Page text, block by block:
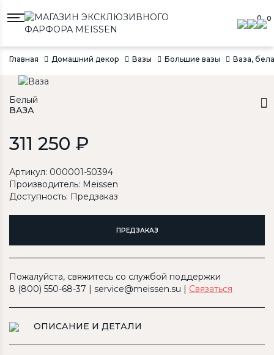
0 0
Главная Домашний декор Вазы Большие вазы Ваза,
Белый
ВАЗА
311 250 ₽
Артикул: 000001-50394
Производитель: Meissen
Доступность: Предзаказ
ПРЕДЗАКАЗ
Пожалуйста, свяжитесь со службой поддержки
8 (800) 550-68-37 | service@meissen.su | Связаться
ОПИСАНИЕ И ДЕТАЛИ